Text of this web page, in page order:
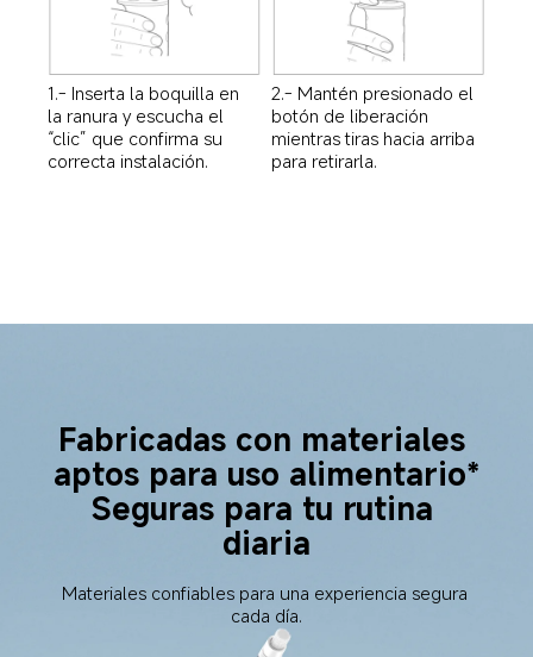
1.- Inserta la boquilla en
la ranura y escucha el
“clic” que confirma su
correcta instalación.
2.- Mantén presionado el
botón de liberación
mientras tiras hacia arriba
para retirarla.
Fabricadas con materiales
aptos para uso alimentario*
Seguras para tu rutina
diaria
Materiales confiables para una experiencia segura
cada día.